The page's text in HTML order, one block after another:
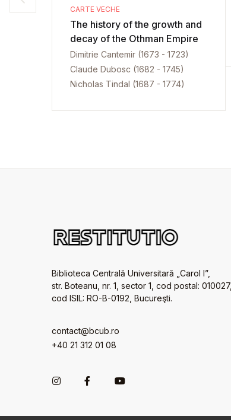
CARTE VECHE
The history of the growth and
decay of the Othman Empire
Dimitrie Cantemir (1673 - 1723)
Claude Dubosc (1682 - 1745)
Nicholas Tindal (1687 - 1774)
Biblioteca Centrală Universitară „Carol I”,
str. Boteanu, nr. 1, sector 1, cod postal: 010027,
cod ISIL: RO-B-0192, Bucureşti.
contact@bcub.ro
+40 21 312 01 08